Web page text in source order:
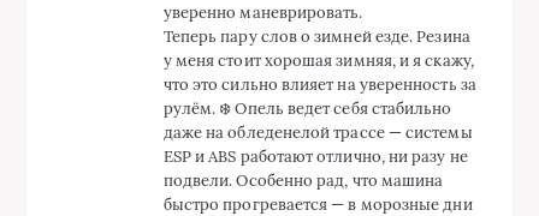
уверенно маневрировать.
Теперь пару слов о зимней езде. Резина
у меня стоит хорошая зимняя, и я скажу,
что это сильно влияет на уверенность за
рулём. ❄️ Опель ведет себя стабильно
даже на обледенелой трассе — системы
ESP и ABS работают отлично, ни разу не
подвели. Особенно рад, что машина
быстро прогревается — в морозные дни